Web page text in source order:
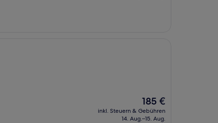
Der
Preis
beträgt
185 €
inkl. Steuern & Gebühren
14. Aug.–15. Aug.